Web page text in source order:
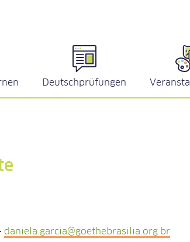
Deutschprüfungen
daniela.garcia@goethebrasilia.org.br